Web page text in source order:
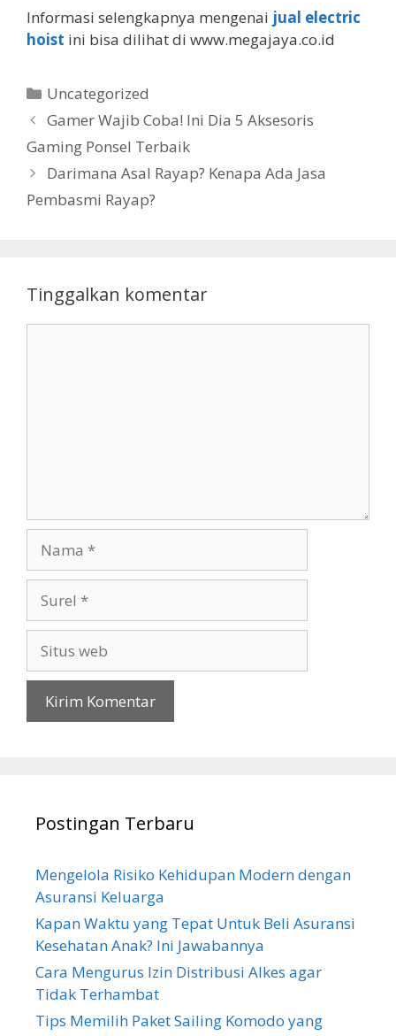
Informasi selengkapnya mengenai jual electric
hoist ini bisa dilihat di www.megajaya.co.id
Kategori
Uncategorized
Gamer Wajib Coba! Ini Dia 5 Aksesoris
Gaming Ponsel Terbaik
Darimana Asal Rayap? Kenapa Ada Jasa
Pembasmi Rayap?
Tinggalkan komentar
web
Postingan Terbaru
Mengelola Risiko Kehidupan Modern dengan
Asuransi Keluarga
Kapan Waktu yang Tepat Untuk Beli Asuransi
Kesehatan Anak? Ini Jawabannya
Cara Mengurus Izin Distribusi Alkes agar
Tidak Terhambat
Tips Memilih Paket Sailing Komodo yang